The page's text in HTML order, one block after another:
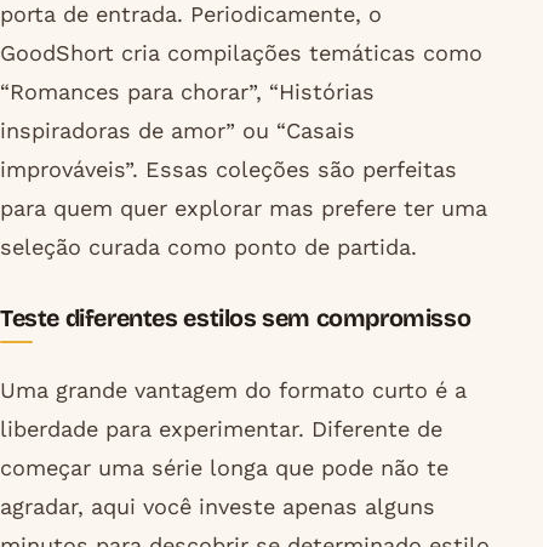
porta de entrada. Periodicamente, o
GoodShort cria compilações temáticas como
“Romances para chorar”, “Histórias
inspiradoras de amor” ou “Casais
improváveis”. Essas coleções são perfeitas
para quem quer explorar mas prefere ter uma
seleção curada como ponto de partida.
Teste diferentes estilos sem compromisso
Uma grande vantagem do formato curto é a
liberdade para experimentar. Diferente de
começar uma série longa que pode não te
agradar, aqui você investe apenas alguns